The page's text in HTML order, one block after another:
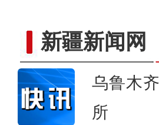
新疆新闻网
乌鲁木
所
新疆和田